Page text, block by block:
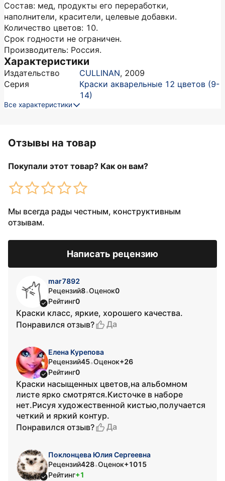
Состав: мед, продукты его переработки,
наполнители, красители, целевые добавки.
Количество цветов: 10.
Срок годности не ограничен.
Производитель: Россия.
Характеристики
Издательство CULLINAN, 2009
Серия
Краски акварельные 12 цветов (9-
14)
Все характеристики
Отзывы на товар
Покупали этот товар? Как он вам?
Мы всегда рады честным, конструктивным
отзывам.
Написать рецензию
mar7892
Рецензий8•Оценок0
Рейтинг0
Краски класс, яркие, хорошего качества.
Понравился отзыв?
Да
Елена Курепова
Рецензий45•Оценок+26
Рейтинг0
Краски насыщенных цветов,на альбомном
листе ярко смотрятся.Кисточке в наборе
нет.Рисуя художественной кистью,получается
четкий и яркий контур.
Понравился отзыв?
Да
Поклонцева Юлия Сергеевна
Рецензий428•Оценок+1015
Рейтинг+1